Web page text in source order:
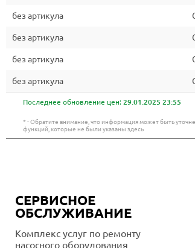
без артикула
без артикула
без артикула
без артикула
Последнее обновление цен: 29.01.2025 23:55
* - Обратите внимание, что информация может быть
функций, которые не были указаны здесь
СЕРВИСНОЕ
ОБСЛУЖИВАНИЕ
Комплекс услуг по ремонту
насосного оборудования